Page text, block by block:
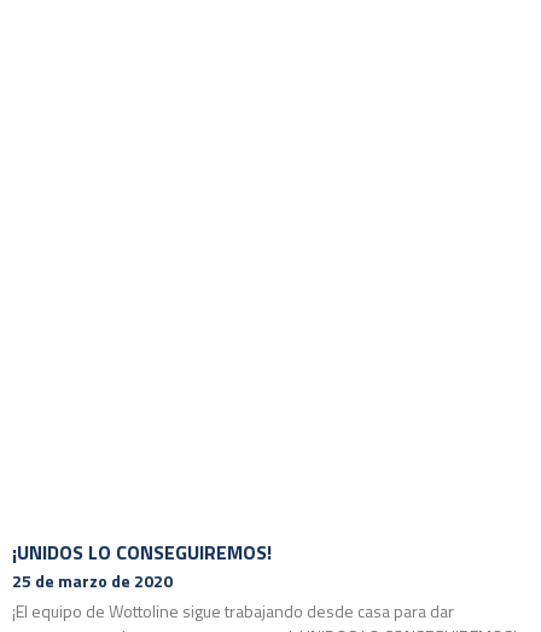
¡UNIDOS LO CONSEGUIREMOS!
25 de marzo de 2020
¡El equipo de Wottoline sigue trabajando desde casa para dar